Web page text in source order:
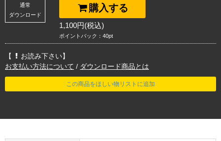
購入する
通常
ダウンロード
1,100円(税込)
ポイントバック：40pt
【
お読み下さい】
お支払い方法について / ダウンロード商品とは
この商品をほしい物リストに追加